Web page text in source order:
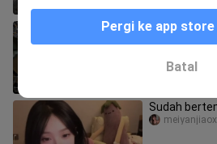
15
Raja Penjara
Sudah
Pergi ke app store
Batal